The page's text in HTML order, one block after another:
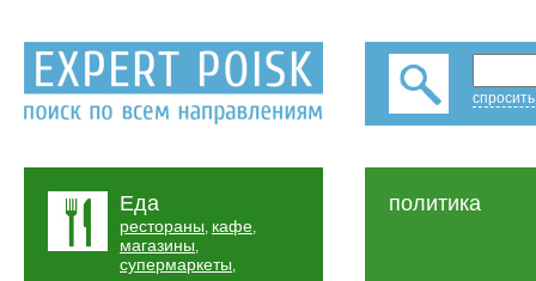
Еда
рестораны, кафе,
магазины,
супермаркеты,
политика